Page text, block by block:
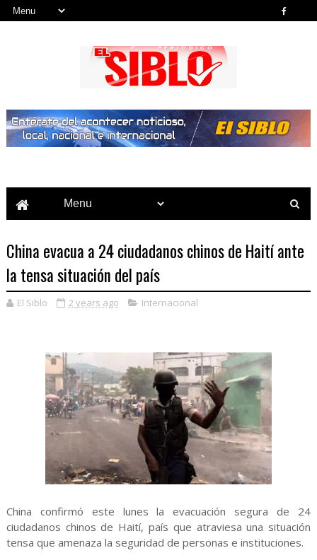
China evacua a 24 ciudadanos chinos de Haití ante
la tensa situación del país
El Siblo 2 years ago Internacional
China confirmó este lunes la evacuación segura de 24
ciudadanos chinos de Haití, país que atraviesa una situación
tensa que amenaza la seguridad de personas e instituciones.